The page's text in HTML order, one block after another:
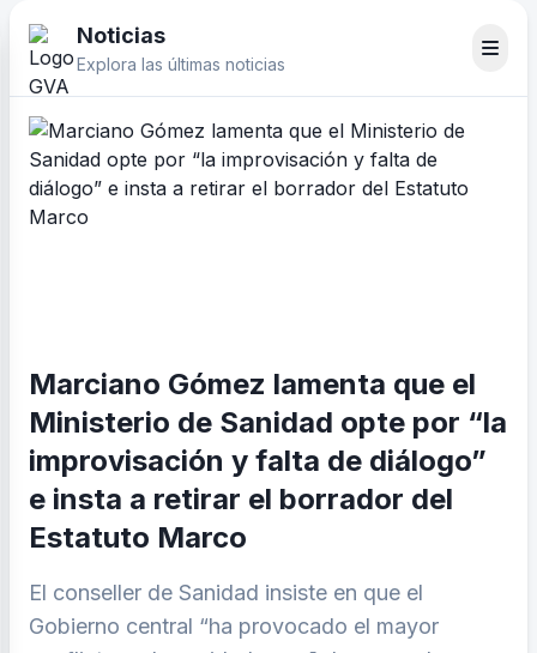
Noticias
Explora las últimas noticias
Marciano Gómez lamenta que el
Ministerio de Sanidad opte por “la
improvisación y falta de diálogo”
e insta a retirar el borrador del
Estatuto Marco
El conseller de Sanidad insiste en que el
Gobierno central “ha provocado el mayor